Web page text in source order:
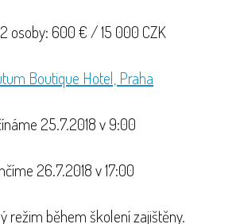
osoby: 600 € / 15 000 CZK
Boutique Hotel, Praha
25.7.2018 v 9:00
26.7.2018 v 17:00
režim během školení zajištěny.